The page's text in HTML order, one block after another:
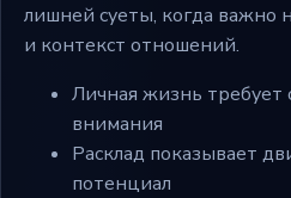
лишней суеты, когда важно
и контекст отношений.
Личная жизнь требует
внимания
Расклад показывает
потенциал